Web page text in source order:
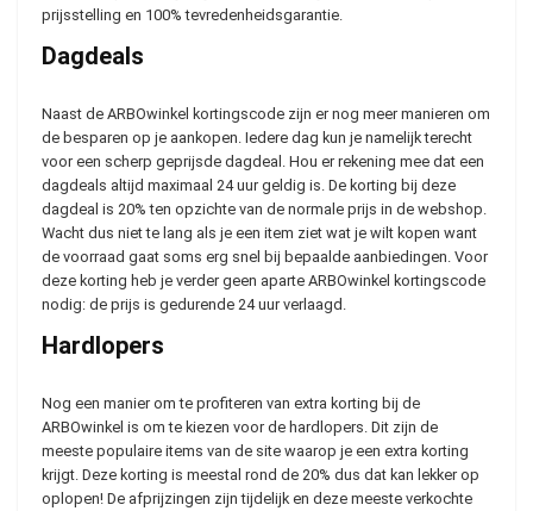
prijsstelling en 100% tevredenheidsgarantie.
Dagdeals
Naast de ARBOwinkel kortingscode zijn er nog meer manieren om
de besparen op je aankopen. Iedere dag kun je namelijk terecht
voor een scherp geprijsde dagdeal. Hou er rekening mee dat een
dagdeals altijd maximaal 24 uur geldig is. De korting bij deze
dagdeal is 20% ten opzichte van de normale prijs in de webshop.
Wacht dus niet te lang als je een item ziet wat je wilt kopen want
de voorraad gaat soms erg snel bij bepaalde aanbiedingen. Voor
deze korting heb je verder geen aparte ARBOwinkel kortingscode
nodig: de prijs is gedurende 24 uur verlaagd.
Hardlopers
Nog een manier om te profiteren van extra korting bij de
ARBOwinkel is om te kiezen voor de hardlopers. Dit zijn de
meeste populaire items van de site waarop je een extra korting
krijgt. Deze korting is meestal rond de 20% dus dat kan lekker op
oplopen! De afprijzingen zijn tijdelijk en deze meeste verkochte